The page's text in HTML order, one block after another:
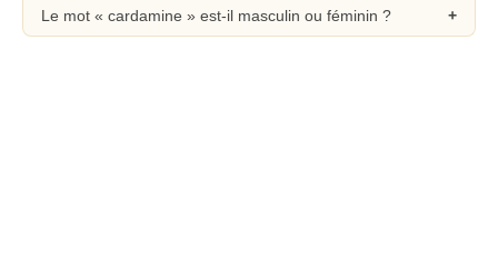
Le mot « cardamine » est-il masculin ou féminin ?